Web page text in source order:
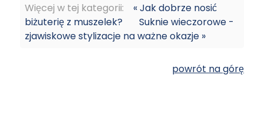
Więcej w tej kategorii:
« Jak dobrze nosić
biżuterię z muszelek?
Suknie wieczorowe -
zjawiskowe stylizacje na ważne okazje »
powrót na górę